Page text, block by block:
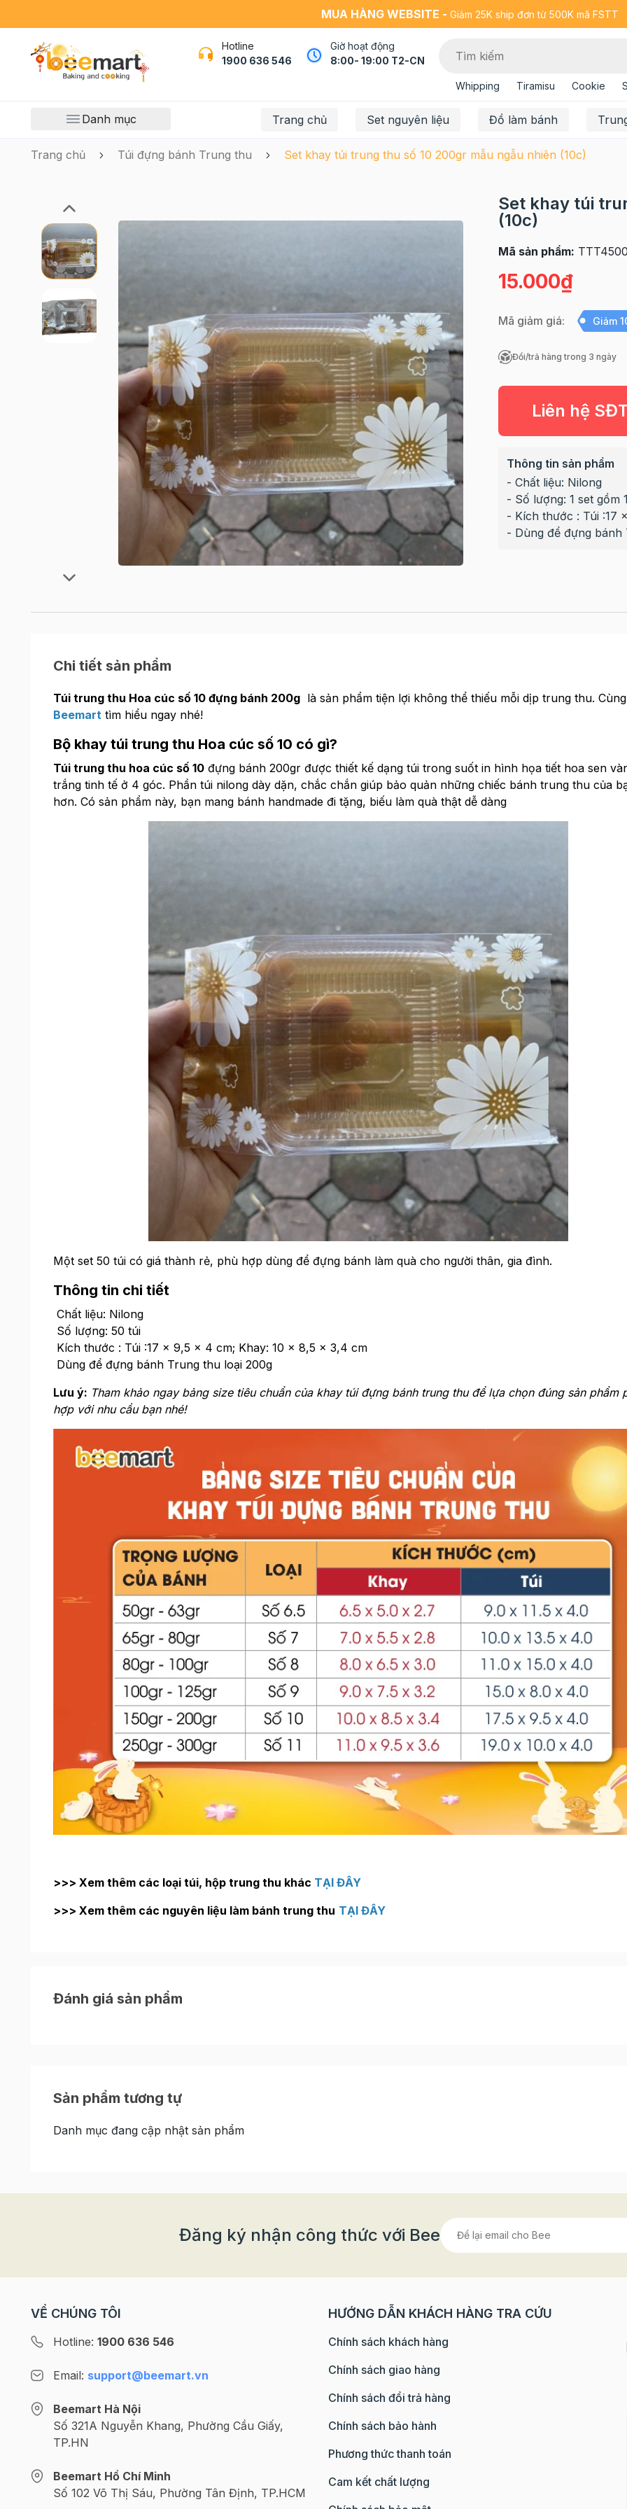
MUA HÀNG WEBSITE - Giảm 25K ship đơn từ 500K mã FSTT
Hotline
1900 636 546
Giờ hoạt động
8:00- 19:00 T2-CN
Whipping Tiramisu Cookie
Danh mục Trang chủ Set nguyên liệu Đồ làm bánh
Trang chủ Túi đựng bánh Trung thu Set khay túi trung thu số 10 200gr mẫu ngẫu nhiên (10c)
Set khay túi
(10c)
Mã sản phẩm:
15.000₫
Mã giảm giá: Giảm
Đổi/trả hàng trong 3 ngày
Liên hệ
Thông tin sản phẩm
- Chất liệu: Nilong
- Số lượng: 1 set gồm
- Kích thước : Túi :17
- Dùng để đựng
Chi tiết sản phẩm
Túi trung thu Hoa cúc số 10 đựng bánh 200glà sản phẩm tiện lợi không thể thiếu mỗi dịp trung thu. Cùng
Beemarttìm hiểu ngay nhé!
Bộ khay túi trung thu Hoa cúc số 10 có gì?
Túi trung thu hoa cúc số 10đựng bánh 200gr được thiết kế dạng túi trong suốt in hình họa tiết hoa sen
trắng tinh tế ở 4 góc. Phần túi nilong dày dặn, chắc chắn giúp bảo quản những chiếc bánh trung thu của
hơn. Có sản phẩm này, bạn mang bánh handmade đi tặng, biếu làm quà thật dễ dàng
Một set 50 túi có giá thành rẻ, phù hợp dùng để đựng bánh làm quà cho người thân, gia đình.
Thông tin chi tiết
Chất liệu: Nilong
Số lượng: 50 túi
Kích thước : Túi :17 x 9,5 x 4 cm; Khay: 10 x 8,5 x 3,4 cm
Dùng để đựng bánh Trung thu loại 200g
Lưu ý: Tham khảo ngay bảng size tiêu chuẩn của khay túi đựng bánh trung thu để lựa chọn đúng sản phẩm
hợp với nhu cầu bạn nhé!
>>> Xem thêm các loại túi, hộp trung thu khác TẠI ĐÂY
>>> Xem thêm các nguyên liệu làm bánh trung thu TẠI ĐÂY
Đánh giá sản phẩm
Sản phẩm tương tự
Danh mục đang cập nhật sản phẩm
Đăng ký nhận công thức với Bee
VỀ CHÚNG TÔI
Hotline: 1900 636 546
Email: support@beemart.vn
Beemart Hà Nội
Số 321A Nguyễn Khang, Phường Cầu Giấy,
TP.HN
Beemart Hồ Chí Minh
Số 102 Võ Thị Sáu, Phường Tân Định, TP.HCM
HƯỚNG DẪN KHÁCH HÀNG TRA CỨU
Chính sách khách hàng
Chính sách giao hàng
Chính sách đổi trả hàng
Chính sách bảo hành
Phương thức thanh toán
Cam kết chất lượng